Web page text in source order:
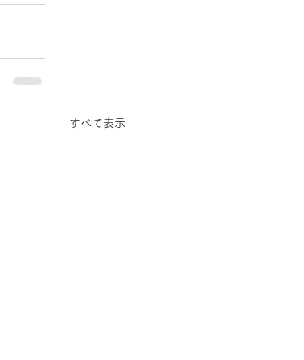
すべて表示